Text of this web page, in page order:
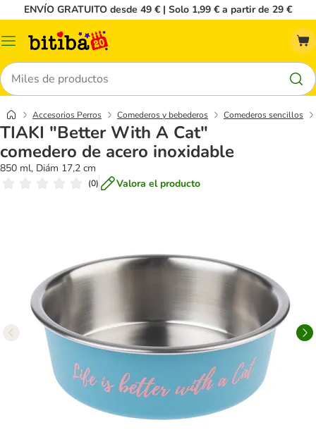
ENVÍO GRATUITO desde 49 € | Solo 1,99 € a partir de 29 €
Menú
Buscar
Accesorios Perros Comederos y bebederos Comederos sencillos
TIAKI "Better With A Cat"
comedero de acero inoxidable
850 ml, Diám 17,2 cm
(0) Valora el producto